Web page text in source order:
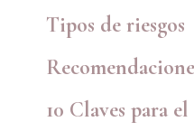
Tipos de riesgos
10 Claves para